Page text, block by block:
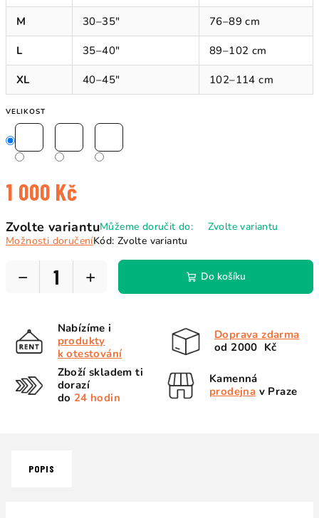
M 30–35" 76–89 cm
L 35–40" 89–102 cm
XL 40–45" 102–114 cm
VELIKOST
1 000 Kč
cena:
Zvolte variantuMůžeme doručit do:
Zvolte variantu
Možnosti doručeníKód: Zvolte variantu
+
− Do košíku
Nabízíme i
produkty
k otestování
Doprava zdarma
od 2000 Kč
Zboží skladem ti
dorazí
do 24 hodin
Kamenná
prodejna v Praze
POPIS